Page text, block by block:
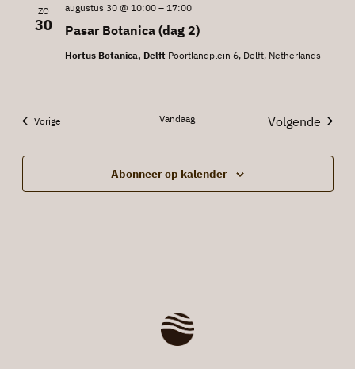
ZO
30 Pasar Botanica (dag 2)
augustus 30 @ 10:00– 17:00
Hortus Botanica, Delft Poortlandplein 6, Delft, Netherlands
VorigeEvenementen Vandaag
Volgende
Abonneer op kalender